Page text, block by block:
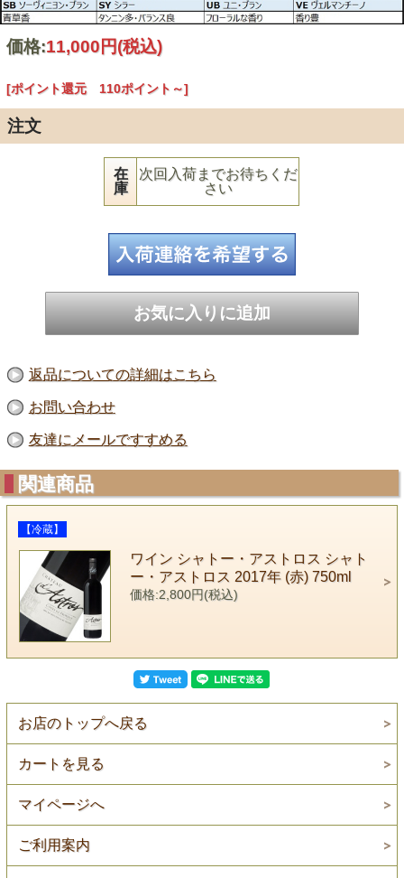
価格:11,000円(税込)
[ポイント還元 110ポイント～]
注文
在
庫
次回入荷までお待ちくだ
さい
返品についての詳細はこちら
お問い合わせ
友達にメールですすめる
関連商品
【冷蔵】
ワイン シャトー・アストロス シャト
ー・アストロス 2017年 (赤) 750ml
価格:2,800円(税込)
お店のトップへ戻る
カートを見る
マイページへ
ご利用案内